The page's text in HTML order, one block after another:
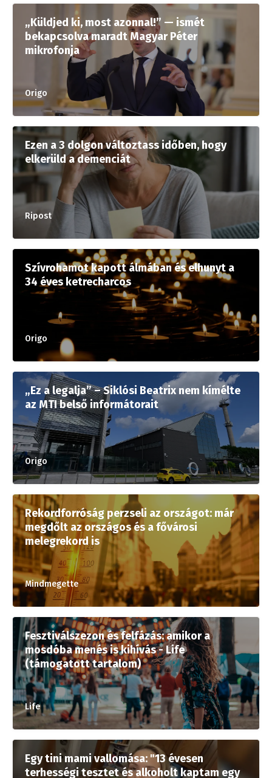
„Küldjed ki, most azonnal!” — ismét
bekapcsolva maradt Magyar Péter
mikrofonja
Origo
Ezen a 3 dolgon változtass időben, hogy
elkerüld a demenciát
Ripost
Szívrohamot kapott álmában és elhunyt a
34 éves ketrecharcos
Origo
„Ez a legalja” – Siklósi Beatrix nem kímélte
az MTI belső informátorait
Origo
Rekordforróság perzseli az országot: már
megdőlt az országos és a fővárosi
melegrekord is
Mindmegette
Fesztiválszezon és felfázás: amikor a
mosdóba menés is kihívás - Life
(támogatott tartalom)
Life
Egy tini mami vallomása: "13 évesen
terhességi tesztet és alkoholt kaptam egy